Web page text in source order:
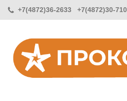
+7(4872)36-2633 +7(4872)30-